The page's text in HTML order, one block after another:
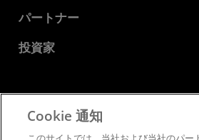
キャリア
お問い合わせ
メディア ライブラリ
デベロッパー セントラル
ケース スタディ
パートナー
AMD パートナー ハブ
投資家
財務情報
取締役会
ガバナンス報告書
プライバシー
Cookie 通知